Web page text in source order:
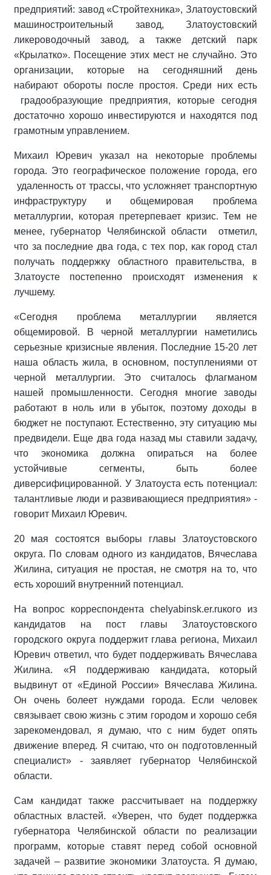
предприятий: завод «Стройтехника», Златоустовский
машиностроительный завод, Златоустовский
ликероводочный завод, а также детский парк
«Крылатко». Посещение этих мест не случайно. Это
организации, которые на сегодняшний день
набирают обороты после простоя. Среди них есть
градообразующие предприятия, которые сегодня
достаточно хорошо инвестируются и находятся под
грамотным управлением.
Михаил Юревич указал на некоторые проблемы
города. Это географическое положение города, его
удаленность от трассы, что усложняет транспортную
инфраструктуру и общемировая проблема
металлургии, которая претерпевает кризис. Тем не
менее, губернатор Челябинской области отметил,
что за последние два года, с тех пор, как город стал
получать поддержку областного правительства, в
Златоусте постепенно происходят изменения к
лучшему.
«Сегодня проблема металлургии является
общемировой. В черной металлургии наметились
серьезные кризисные явления. Последние 15-20 лет
наша область жила, в основном, поступлениями от
черной металлургии. Это считалось флагманом
нашей промышленности. Сегодня многие заводы
работают в ноль или в убыток, поэтому доходы в
бюджет не поступают. Естественно, эту ситуацию мы
предвидели. Еще два года назад мы ставили задачу,
что экономика должна опираться на более
устойчивые сегменты, быть более
диверсифицированной. У Златоуста есть потенциал:
талантливые люди и развивающиеся предприятия» -
говорит Михаил Юревич.
20 мая состоятся выборы главы Златоустовского
округа. По словам одного из кандидатов, Вячеслава
Жилина, ситуация не простая, не смотря на то, что
есть хороший внутренний потенциал.
На вопрос корреспондента chelyabinsk.er.ruкого из
кандидатов на пост главы Златоустовского
городского округа поддержит глава региона, Михаил
Юревич ответил, что будет поддерживать Вячеслава
Жилина. «Я поддерживаю кандидата, который
выдвинут от «Единой России» Вячеслава Жилина.
Он очень болеет нуждами города. Если человек
связывает свою жизнь с этим городом и хорошо себя
зарекомендовал, я думаю, что с ним будет опять
движение вперед. Я считаю, что он подготовленный
специалист» - заявляет губернатор Челябинской
области.
Сам кандидат также рассчитывает на поддержку
областных властей. «Уверен, что будет поддержка
губернатора Челябинской области по реализации
программ, которые ставят перед собой основной
задачей – развитие экономики Златоуста. Я думаю,